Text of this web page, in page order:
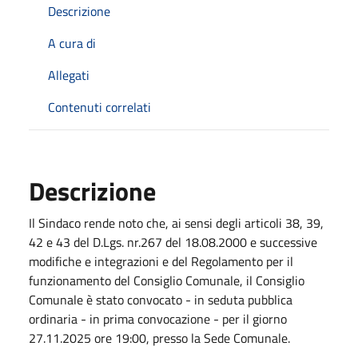
Descrizione
A cura di
Allegati
Contenuti correlati
Descrizione
Il Sindaco rende noto che, ai sensi degli articoli 38, 39,
42 e 43 del D.Lgs. nr.267 del 18.08.2000 e successive
modifiche e integrazioni e del Regolamento per il
funzionamento del Consiglio Comunale, il Consiglio
Comunale è stato convocato - in seduta pubblica
ordinaria - in prima convocazione - per il giorno
27.11.2025 ore 19:00, presso la Sede Comunale.